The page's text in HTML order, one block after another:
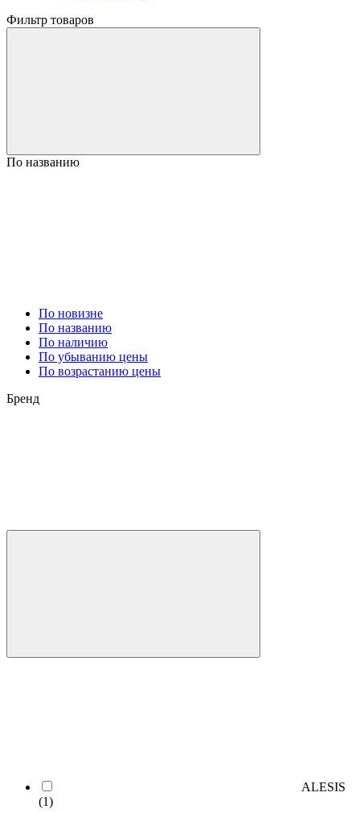
Фильтр товаров
По названию
По новизне
По названию
По наличию
По убыванию цены
По возрастанию цены
Бренд
ALESIS
(1)